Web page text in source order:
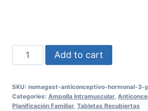
NOMAGEST
Anticonceptivo
3
PACK
Add to cart
SKU: nomagest-anticonceptivo-hormonal-3-
Categories: Ampolla Intramuscular,
Planificación Familiar, Tabletas Recubiertas